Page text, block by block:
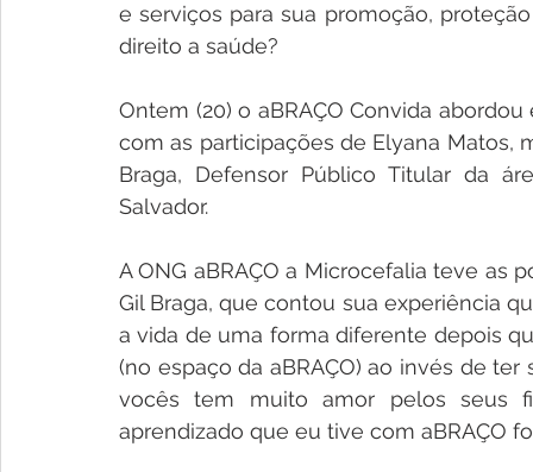
e serviços para sua promoção,
direito a saúde?
Ontem (20) o aBRAÇO Convida
com as participações de Elyana Matos,
Braga, Defensor Público Titular da
Salvador.
A ONG aBRAÇO a Microcefalia teve as
Gil Braga, que contou sua experiência
a vida de uma forma diferente depois
(no espaço da aBRAÇO) ao invés de
vocês tem muito amor pelos seus
aprendizado que eu tive com aBRAÇO